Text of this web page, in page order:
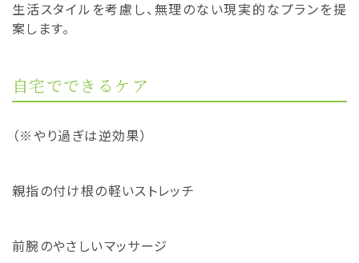
生活スタイルを考慮し、無理のない現実的なプランを提
案します。
自宅でできるケア
（※やり過ぎは逆効果）
親指の付け根の軽いストレッチ
前腕のやさしいマッサージ